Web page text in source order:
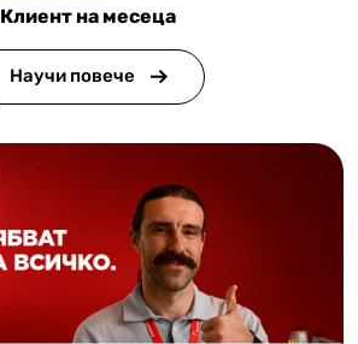
Клиент на месеца
Научи повече